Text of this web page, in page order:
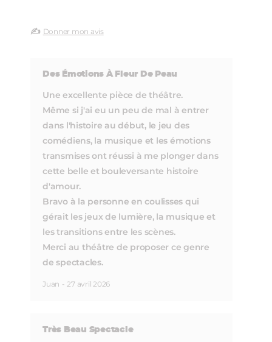
✍️ Donner mon avis
Des Émotions À Fleur De Peau
Une excellente pièce de théâtre.
Même si j'ai eu un peu de mal à entrer
dans l'histoire au début, le jeu des
comédiens, la musique et les émotions
transmises ont réussi à me plonger dans
cette belle et bouleversante histoire
d'amour.
Bravo à la personne en coulisses qui
gérait les jeux de lumière, la musique et
les transitions entre les scènes.
Merci au théâtre de proposer ce genre
de spectacles.
Juan - 27 avril 2026
Très Beau Spectacle